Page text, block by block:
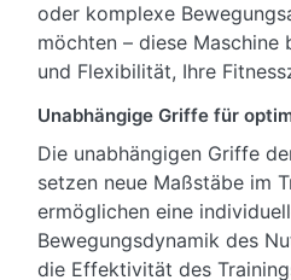
oder komplexe
möchten – diese Maschine
und Flexibilität, Ihre
Unabhängige Griffe für
Die unabhängigen Griffe
setzen neue Maßstäbe im
ermöglichen eine
Bewegungsdynamik des
die Effektivität des